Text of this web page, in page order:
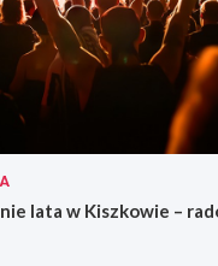
lata w Kiszkowie –